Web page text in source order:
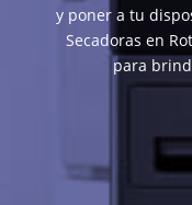
y poner a tu
Secadoras en
para